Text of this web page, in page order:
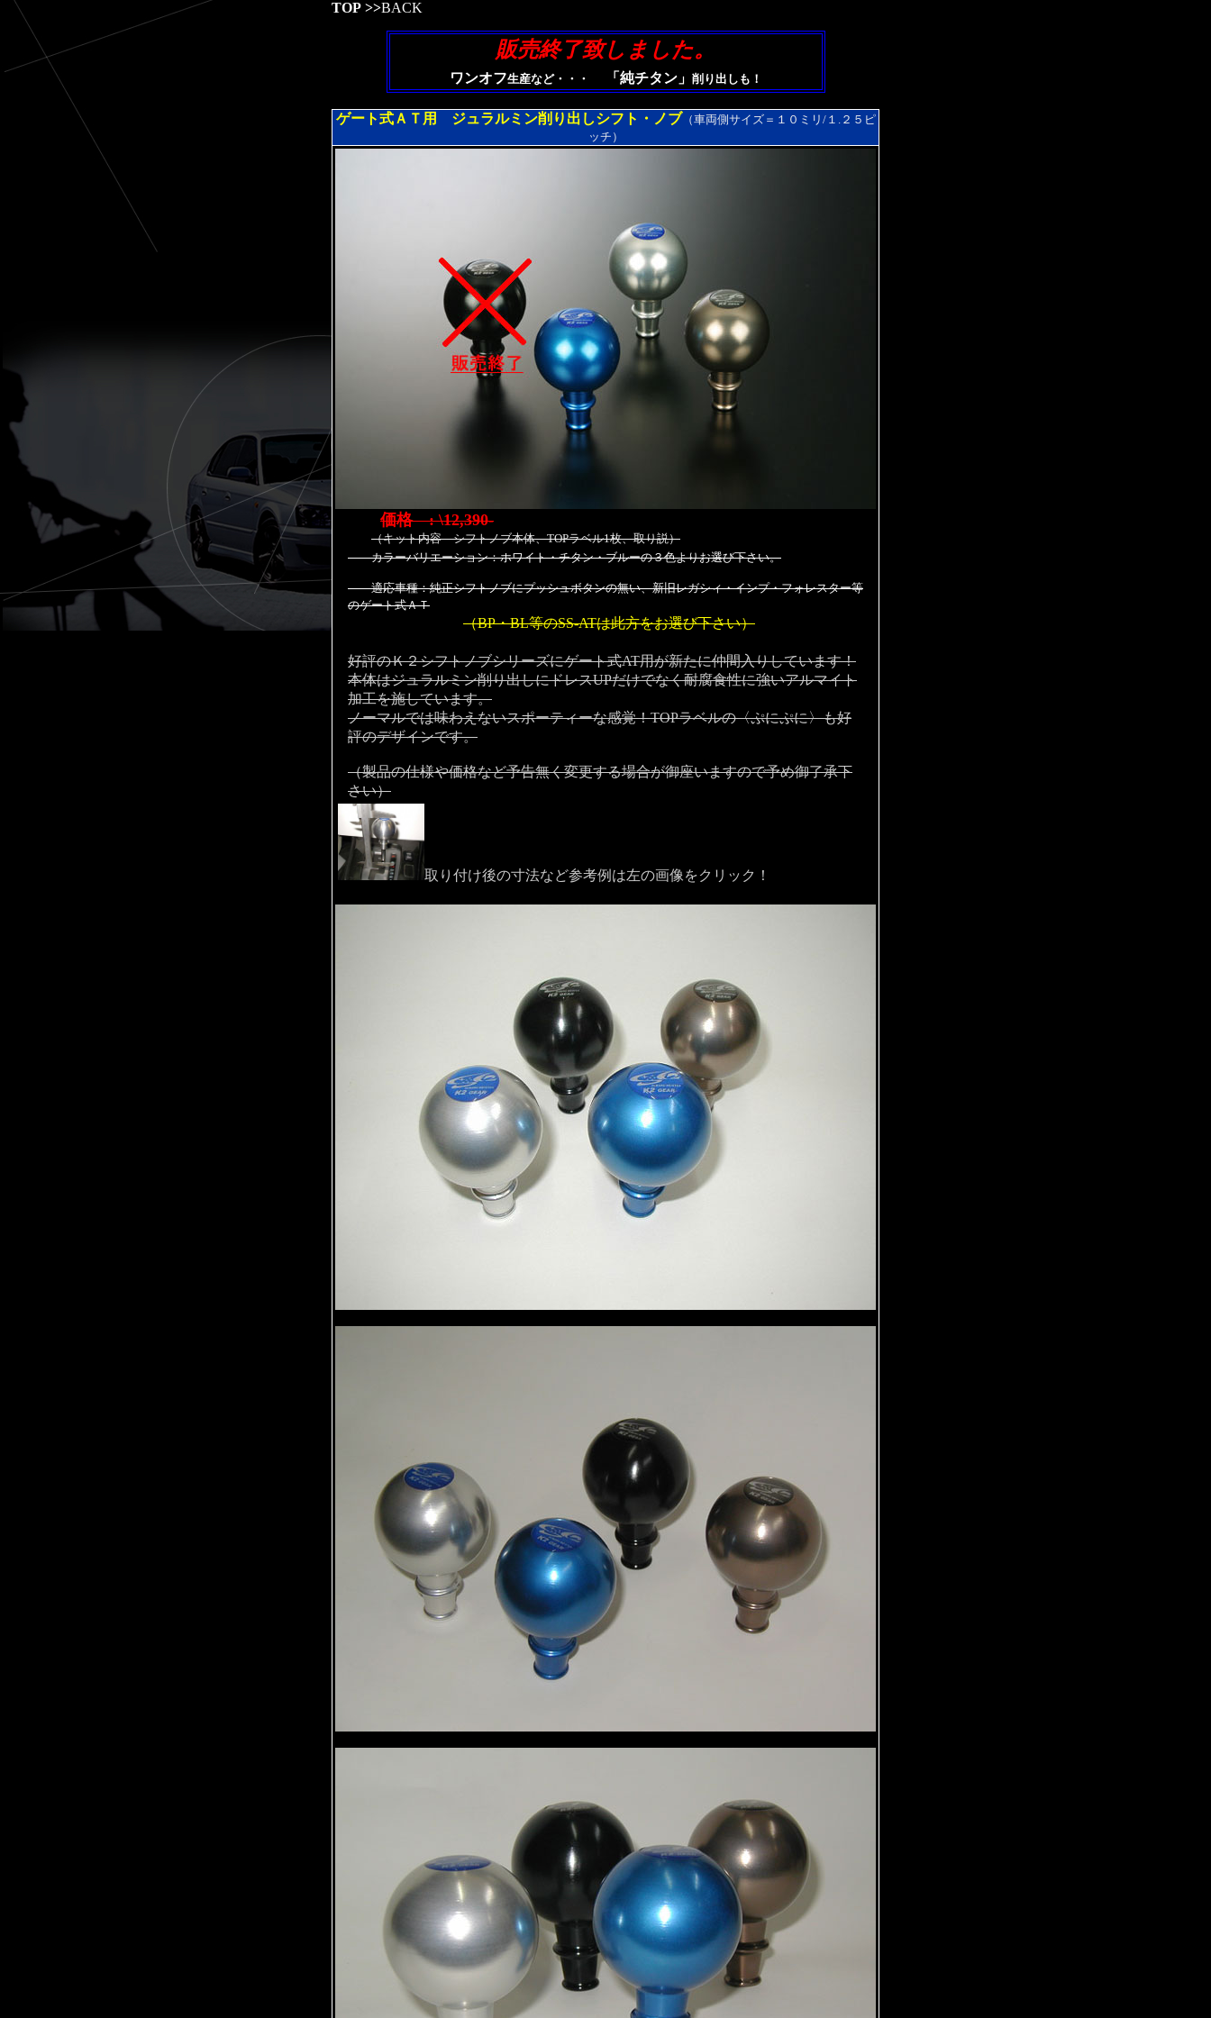
TOP >>BACK
販売終了致しました。
ワンオフ生産など・・・ 「純チタン」 削り出しも！
ゲート式ＡＴ用 ジュラルミン削り出しシフト・ノブ （車両側サイズ＝１０ミリ/１.２５ピ
ッチ）
価格 : \12,390-
（キット内容 シフトノブ本体、TOPラベル1枚、取り説）
カラーバリエーション：ホワイト・チタン・ブルーの３色よりお選び下さい。
適応車種：純正シフトノブにプッシュボタンの無い、新旧レガシィ・インプ・フォレスター等
のゲート式ＡＴ
（BP・BL等のSS-ATは此方をお選び下さい）
好評のＫ２シフトノブシリーズにゲート式AT用が新たに仲間入りしています！
本体はジュラルミン削り出しにドレスUPだけでなく耐腐食性に強いアルマイト
加工を施しています。
ノーマルでは味わえないスポーティーな感覚！TOPラベルの〈ぷにぷに〉も好
評のデザインです。
（製品の仕様や価格など予告無く変更する場合が御座いますので予め御了承下
さい）
取り付け後の寸法など参考例は左の画像をクリック！